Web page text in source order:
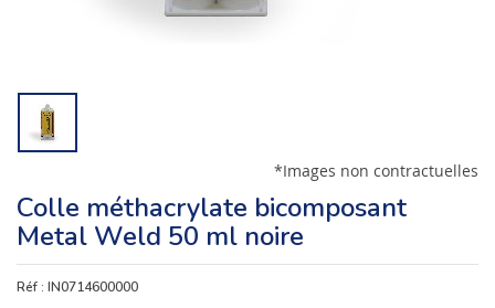
*Images non contractuelles
Colle méthacrylate bicomposant
Metal Weld 50 ml noire
Réf : IN0714600000